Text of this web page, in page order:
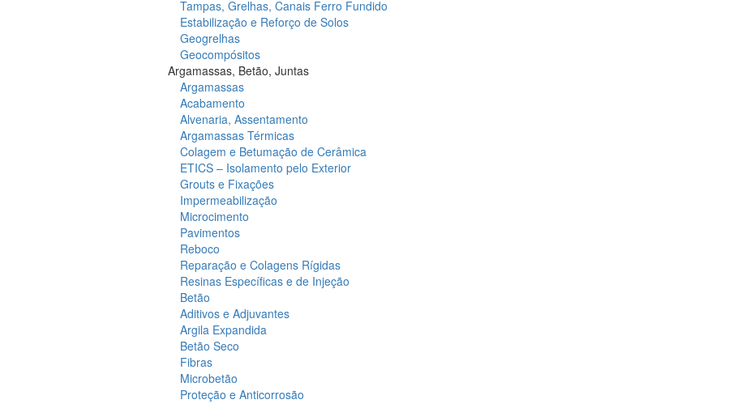
Tampas, Grelhas, Canais Ferro Fundido
Estabilização e Reforço de Solos
Geogrelhas
Geocompósitos
Argamassas, Betão, Juntas
Argamassas
Acabamento
Alvenaria, Assentamento
Argamassas Térmicas
Colagem e Betumação de Cerâmica
ETICS – Isolamento pelo Exterior
Grouts e Fixações
Impermeabilização
Microcimento
Pavimentos
Reboco
Reparação e Colagens Rígidas
Resinas Específicas e de Injeção
Betão
Aditivos e Adjuvantes
Argila Expandida
Betão Seco
Fibras
Microbetão
Proteção e Anticorrosão